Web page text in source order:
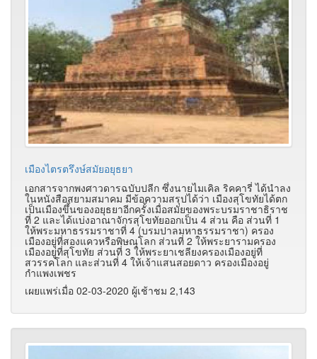
เมืองไตรตรึงษ์สมัยอยุธยา
เอกสารจากพงศาวดารฉบับปลีก ซึ่งนายไมเคิล ริคคารี่ ได้นำลง
ในหนังสือสยามสมาคม มีข้อความสรุปได้ว่า เมืองสุโขทัยได้ตก
เป็นเมืองขึ้นของอยุธยาอีกครั้งเมื่อสมัยของพระบรมราชาธิราช
ที่ 2 และได้แบ่งอาณาจักรสุโขทัยออกเป็น 4 ส่วน คือ ส่วนที่ 1
ให้พระมหาธรรมราชาที่ 4 (บรมปาลมหาธรรมราชา) ครอง
เมืองอยู่ที่สองแควหรือพิษณุโลก ส่วนที่ 2 ให้พระยารามครอง
เมืองอยู่ที่สุโขทัย ส่วนที่ 3 ให้พระยาเชลียงครองเมืองอยู่ที่
สวรรคโลก และส่วนที่ 4 ให้เจ้าแสนสอยดาว ครองเมืองอยู่
กำแพงเพชร
เผยแพร่เมื่อ 02-03-2020 ผู้เช้าชม 2,143